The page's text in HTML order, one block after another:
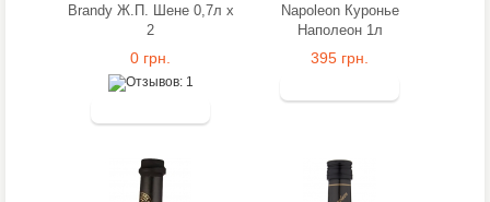
Brandy Ж.П. Шене 0,7л x
2
0 грн.
Napoleon Куронье
Наполеон 1л
395 грн.